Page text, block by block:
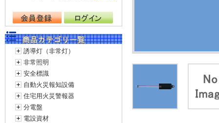
誘導灯（非常灯）
非常照明
安全標識
自動火災報知設備
住宅用火災警報器
分電盤
電設資材